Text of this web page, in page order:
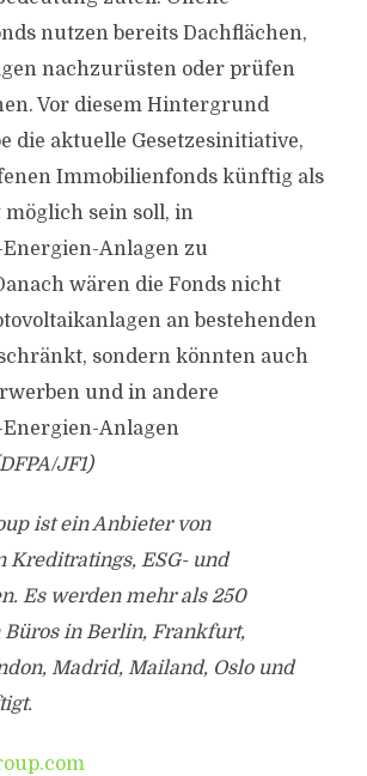
nutzen bereits Dachflächen,
nachzurüsten oder prüfen
Vor diesem Hintergrund
die aktuelle Gesetzesinitiative,
Immobilienfonds künftig als
sein soll, in
Anlagen zu
wären die Fonds nicht
an bestehenden
sondern könnten auch
und in andere
Anlagen
JF1)
ist ein Anbieter von
Kreditratings, ESG- und
Es werden mehr als 250
in Berlin, Frankfurt,
Madrid, Mailand, Oslo und